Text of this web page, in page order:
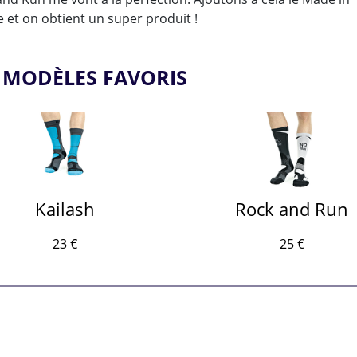
et on obtient un super produit !
MODÈLES FAVORIS
Kailash
23 €
Rock and Run
25 €